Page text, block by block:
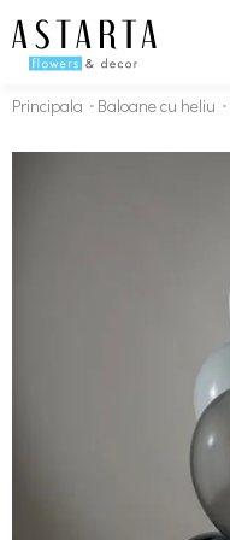
Principala Baloane cu heliu